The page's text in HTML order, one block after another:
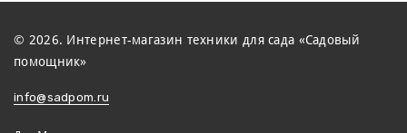
© 2026. Интернет-магазин техники для сада «Садовый
помощник»
info@sadpom.ru